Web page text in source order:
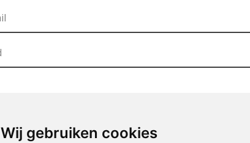
Wij gebruiken cookies